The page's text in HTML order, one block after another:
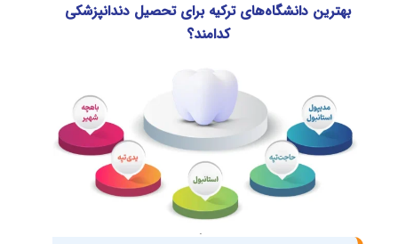
بهترین دانشگاه‌های ترکیه برای تحصیل دندانپزشکی
کدامند؟